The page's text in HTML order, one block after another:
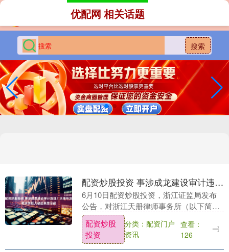
搜索
优配网 相关话题
配资炒股投资 事涉成龙建设审计违规！天册所及相关责任人被出具警示函
6月10日配资炒股投资，浙江证监局发布
公告，对浙江天册律师事务所（以下简
称“天册所”）、夏晓亮、蒋朝镖采取出具
警示函的行政监管措施。 公告显示，天册
所、夏晓亮、....
配资炒股
投资
分类：配资门户
资讯
查看：
126